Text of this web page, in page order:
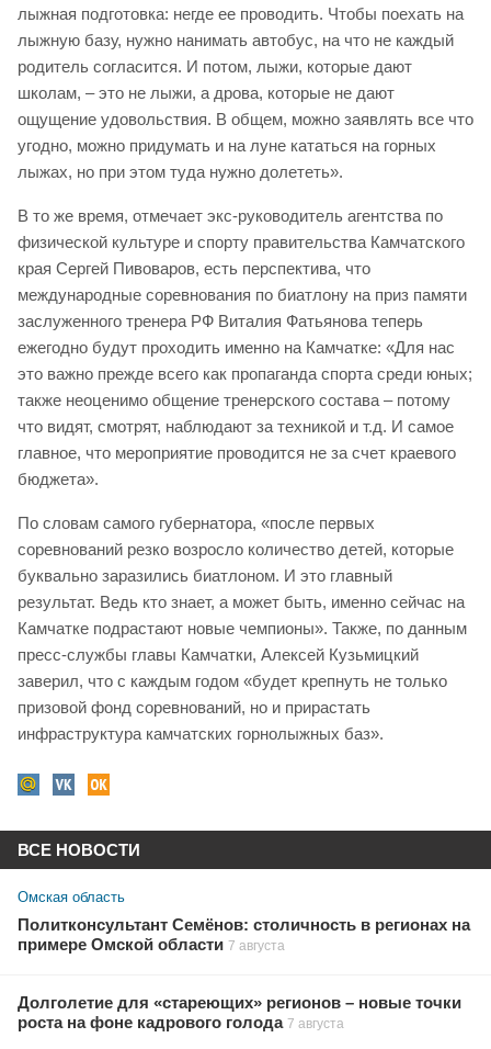
лыжная подготовка: негде ее проводить. Чтобы поехать на
лыжную базу, нужно нанимать автобус, на что не каждый
родитель согласится. И потом, лыжи, которые дают
школам, – это не лыжи, а дрова, которые не дают
ощущение удовольствия. В общем, можно заявлять все что
угодно, можно придумать и на луне кататься на горных
лыжах, но при этом туда нужно долететь».
В то же время, отмечает экс-руководитель агентства по
физической культуре и спорту правительства Камчатского
края Сергей Пивоваров, есть перспектива, что
международные соревнования по биатлону на приз памяти
заслуженного тренера РФ Виталия Фатьянова теперь
ежегодно будут проходить именно на Камчатке: «Для нас
это важно прежде всего как пропаганда спорта среди юных;
также неоценимо общение тренерского состава – потому
что видят, смотрят, наблюдают за техникой и т.д. И самое
главное, что мероприятие проводится не за счет краевого
бюджета».
По словам самого губернатора, «после первых
соревнований резко возросло количество детей, которые
буквально заразились биатлоном. И это главный
результат. Ведь кто знает, а может быть, именно сейчас на
Камчатке подрастают новые чемпионы». Также, по данным
пресс-службы главы Камчатки, Алексей Кузьмицкий
заверил, что с каждым годом «будет крепнуть не только
призовой фонд соревнований, но и прирастать
инфраструктура камчатских горнолыжных баз».
ВСЕ НОВОСТИ
Омская область
Политконсультант Семёнов: столичность в регионах на
примере Омской области 7 августа
Долголетие для «стареющих» регионов – новые точки
роста на фоне кадрового голода 7 августа